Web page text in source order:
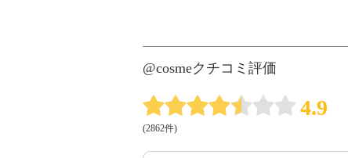
@cosmeクチコミ評価
4.9
(2862件)